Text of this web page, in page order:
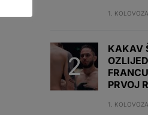
1.
KAKAV
PRVOJ
1.